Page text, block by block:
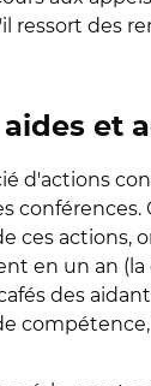
ressort des
et
d'actions
ces
en un an
des